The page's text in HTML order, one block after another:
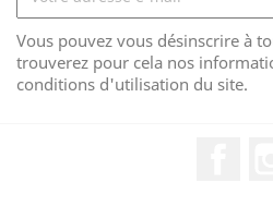
Vous pouvez vous désinscrire à
trouverez pour cela nos
conditions d'utilisation du site.